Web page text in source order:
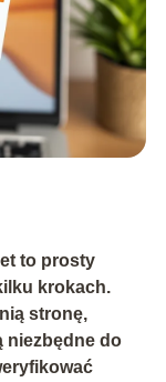
to prosty
krokach.
stronę,
niezbędne do